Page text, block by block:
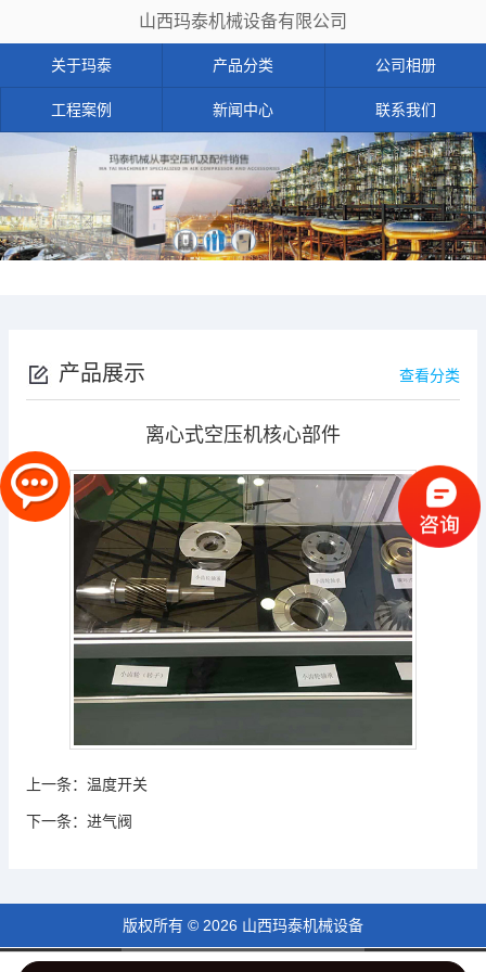
山西玛泰机械设备有限公司
关于玛泰 产品分类 公司相册
工程案例 新闻中心 联系我们
产品展示 查看分类
离心式空压机核心部件
上一条： 温度开关
下一条： 进气阀
版权所有 © 2026 山西玛泰机械设备